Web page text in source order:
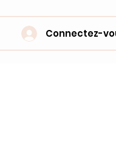
Connectez-